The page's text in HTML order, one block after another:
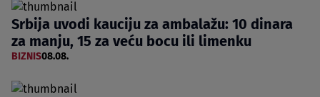
Srbija uvodi kauciju za ambalažu: 10 dinara
za manju, 15 za veću bocu ili limenku
BIZNIS08.08.